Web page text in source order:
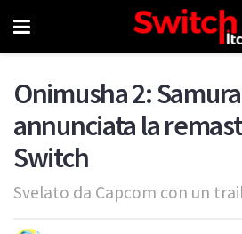
Onimusha 2:
annunciata la
Switch
Svelato da Capcom con un